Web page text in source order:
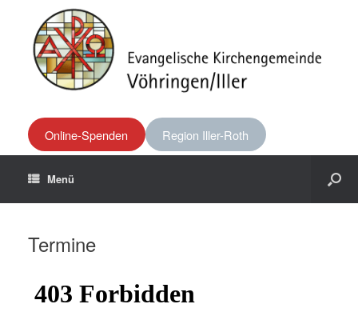
Online-Spenden Region Iller-Roth
Menü
Termine